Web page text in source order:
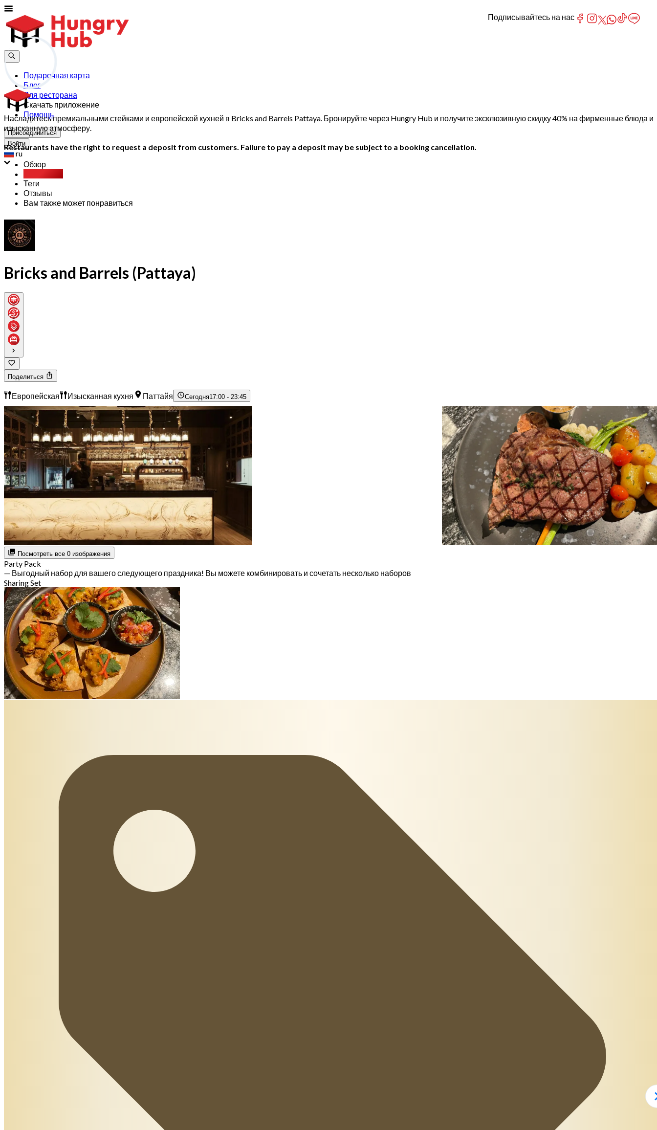
Подарочная карта
Блог
Для ресторана
Скачать приложение
Помощь
Присоединиться
Войти
ru
Насладитесь премиальными стейками и европейской кухней в Bricks and Barrels Pattaya. Бронируйте через Hungry Hub и получите эксклюзивную скидку 40% на фирменные блюда и
изысканную атмосферу.
Restaurants have the right to request a deposit from customers. Failure to pay a deposit may be subject to a booking cancellation.
Обзор
Теги
Отзывы
Вам также может понравиться
Bricks and Barrels (Pattaya)
Поделиться
Европейская Изысканная кухня Паттайя Сегодня17:00 - 23:45
Посмотреть все 0 изображения
Party Pack
— Выгодный набор для вашего следующего праздника! Вы можете комбинировать и сочетать несколько наборов
Sharing Set
Подписывайтесь на нас